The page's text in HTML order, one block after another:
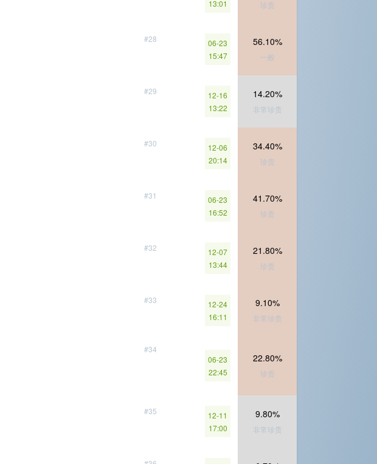
13:01
珍贵
#28
06-23
15:47
56.10%
一般
#29
12-16
13:22
14.20%
非常珍贵
#30
12-06
20:14
34.40%
珍贵
#31
06-23
16:52
41.70%
珍贵
#32
12-07
13:44
21.80%
珍贵
#33
12-24
16:11
9.10%
非常珍贵
#34
06-23
22:45
22.80%
珍贵
#35
12-11
17:00
9.80%
非常珍贵